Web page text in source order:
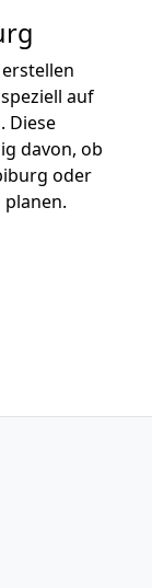
auf
Diese
davon, ob
oder